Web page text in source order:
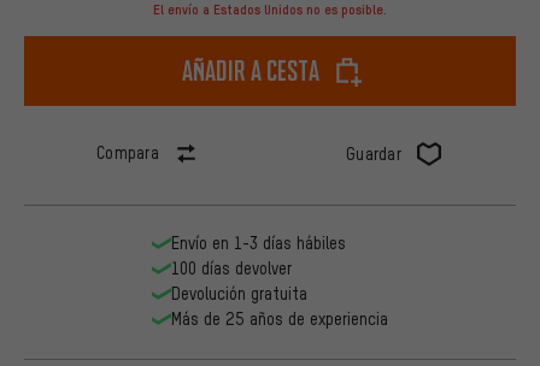
El envío a Estados Unidos no es posible.
Añadir a cesta
Compara Guardar
Envío en 1-3 días hábiles
100 días devolver
Devolución gratuita
Más de 25 años de experiencia